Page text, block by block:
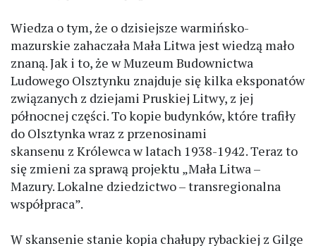
Wiedza o tym, że o dzisiejsze warmińsko-
mazurskie zahaczała Mała Litwa jest wiedzą mało
znaną. Jak i to, że w Muzeum Budownictwa
Ludowego Olsztynku znajduje się kilka eksponatów
związanych z dziejami Pruskiej Litwy, z jej
północnej części. To kopie budynków, które trafiły
do Olsztynka wraz z przenosinami
skansenu z Królewca w latach 1938-1942. Teraz to
się zmieni za sprawą projektu „Mała Litwa –
Mazury. Lokalne dziedzictwo – transregionalna
współpraca”.
W skansenie stanie kopia chałupy rybackiej z Gilge